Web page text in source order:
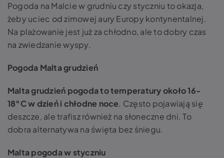
Pogoda na Malcie w grudniu czy styczniu to okazja,
żeby uciec od zimowej aury Europy kontynentalnej.
Na plażowanie jest już za chłodno, ale to dobry czas
na zwiedzanie wyspy.
Pogoda Malta grudzień
Malta grudzień pogoda to temperatury około 16-
18°C w dzień i chłodne noce. Często pojawiają się
deszcze, ale trafisz również na słoneczne dni. To
dobra alternatywa na święta bez śniegu.
Malta pogoda w styczniu